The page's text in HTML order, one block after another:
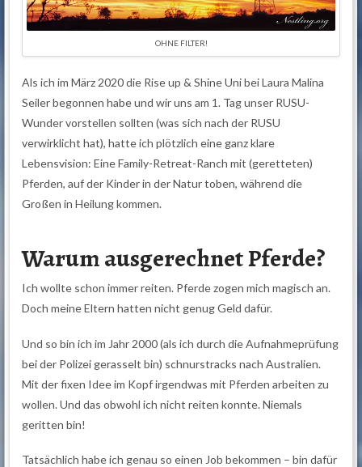
OHNE FILTER!
Als ich im März 2020 die Rise up & Shine Uni bei Laura Malina
Seiler begonnen habe und wir uns am 1. Tag unser RUSU-
Wunder vorstellen sollten (was sich nach der RUSU
verwirklicht hat), hatte ich plötzlich eine ganz klare
Lebensvision: Eine Family-Retreat-Ranch mit (geretteten)
Pferden, auf der Kinder in der Natur toben, während die
Großen in Heilung kommen.
Warum ausgerechnet Pferde?
Ich wollte schon immer reiten. Pferde zogen mich magisch an.
Doch meine Eltern hatten nicht genug Geld dafür.
Und so bin ich im Jahr 2000 (als ich durch die Aufnahmeprüfung
bei der Polizei gerasselt bin) schnurstracks nach Australien.
Mit der fixen Idee im Kopf irgendwas mit Pferden arbeiten zu
wollen. Und das obwohl ich nicht reiten konnte. Niemals
geritten bin!
Tatsächlich habe ich genau so einen Job bekommen – bin dafür